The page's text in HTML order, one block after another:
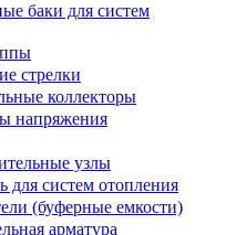
баки для систем
стрелки
коллекторы
напряжения
узлы
для систем отопления
(буферные емкости)
арматура